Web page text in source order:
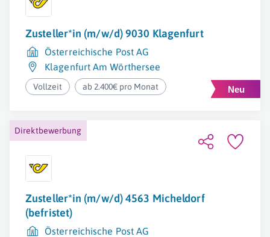
Zusteller*in (m/w/d) 9030 Klagenfurt
Österreichische Post AG
Klagenfurt Am Wörthersee
Vollzeit ab 2.400€ pro Monat
Direktbewerbung
Zusteller*in (m/w/d) 4563 Micheldorf
(befristet)
Österreichische Post AG